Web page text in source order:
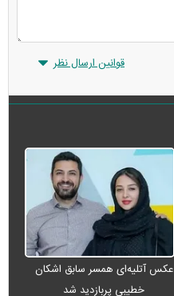
قوانین ارسال نظر
عکس آتلیه‌ای همسر سابق اشکان
خطیبی پربازدید شد